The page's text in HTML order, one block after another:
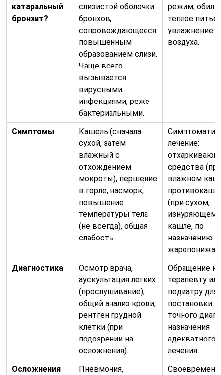
катаральный
бронхит?
слизистой оболочки
бронхов,
сопровождающееся
повышенным
образованием слизи.
Чаще всего
вызывается
вирусными
инфекциями, реже
бактериальными.
режим,
теплое питье,
увлажнение
воздуха.
Симптомы
Кашель (сначала
сухой, затем
влажный с
отхождением
мокроты), першение
в горле, насморк,
повышение
температуры тела
(не всегда), общая
слабость.
лечение:
средства
влажном
(при сухом,
изнуряющем
кашле, по
назначению
Диагностика
Осмотр врача,
аускультация легких
(прослушивание),
общий анализ крови,
рентген грудной
клетки (при
подозрении на
осложнения).
Обращение к
терапевту
педиатру для
постановки
точного
назначения
адекватного
лечения.
Осложнения
Пневмония,